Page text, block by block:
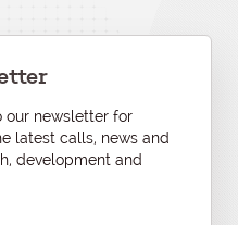
our newsletter for
latest calls, news and
development and